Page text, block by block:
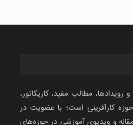
و رویدادها، مطالب مفید، کاریکاتور،
کارآفرینی است؛ با عضویت در
مدیراینفو می‌توانید به بیش از ۵۰۰ مقاله و ویدیوی آموزشی در حوزه‌های